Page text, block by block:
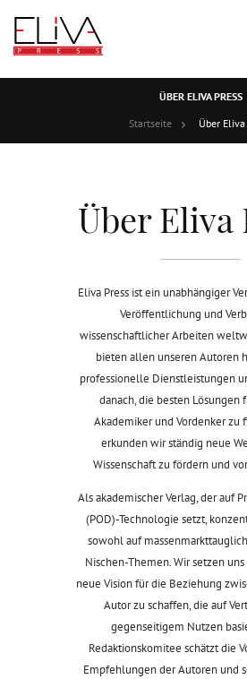
ÜBER ELIVA PRESS
Startseite
Über Eliva
Über Eliva
Eliva Press ist ein unabhängiger
Veröffentlichung und
wissenschaftlicher Arbeiten
bieten allen unseren Autoren
professionelle Dienstleistungen
danach, die besten Lösungen
Akademiker und Vordenker zu
erkunden wir ständig neue
Wissenschaft zu fördern und
Als akademischer Verlag, der auf
(POD)-Technologie setzt,
sowohl auf
Nischen-Themen. Wir setzen
neue Vision für die Beziehung
Autor zu schaffen, die auf
gegenseitigem Nutzen
Redaktionskomitee schätzt die
Empfehlungen der Autoren und